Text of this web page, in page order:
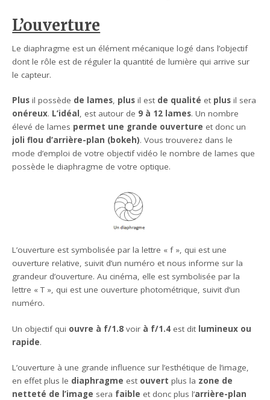
L’ouverture
Le diaphragme est un élément mécanique logé dans l’objectif
dont le rôle est de réguler la quantité de lumière qui arrive sur
le capteur.
Plus il possède de lames, plus il est de qualité et plus il sera
onéreux. L’idéal, est autour de 9 à 12 lames. Un nombre
élevé de lames permet une grande ouverture et donc un
joli flou d’arrière-plan (bokeh). Vous trouverez dans le
mode d’emploi de votre objectif vidéo le nombre de lames que
possède le diaphragme de votre optique.
L’ouverture est symbolisée par la lettre « f », qui est une
ouverture relative, suivit d’un numéro et nous informe sur la
grandeur d’ouverture. Au cinéma, elle est symbolisée par la
lettre « T », qui est une ouverture photométrique, suivit d’un
numéro.
Un objectif qui ouvre à f/1.8 voir à f/1.4 est dit lumineux ou
rapide.
L’ouverture à une grande influence sur l’esthétique de l’image,
en effet plus le diaphragme est ouvert plus la zone de
netteté de l’image sera faible et donc plus l’arrière-plan